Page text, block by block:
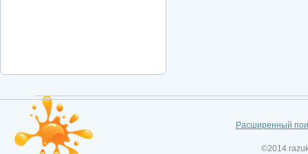
Расширенный
©2014